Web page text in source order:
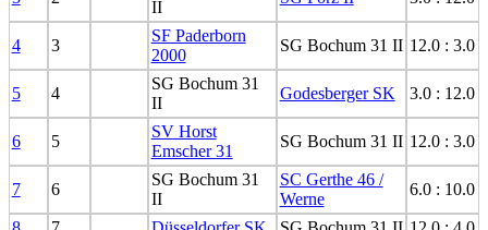
II
4 3
SF Paderborn
2000
SG Bochum 31 II 12.0 : 3.0
5 4
SG Bochum 31
II
Godesberger SK 3.0 : 12.0
6 5
SV Horst
Emscher 31
SG Bochum 31 II 12.0 : 3.0
7 6
SG Bochum 31
II
SC Gerthe 46 /
Werne
6.0 : 10.0